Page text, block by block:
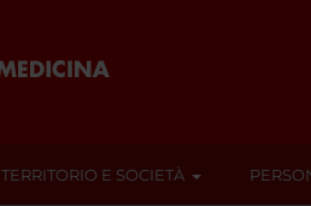
TERRITORIO E SOCIETÀ